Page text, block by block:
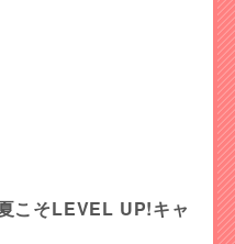
こそLEVEL UP!キャ